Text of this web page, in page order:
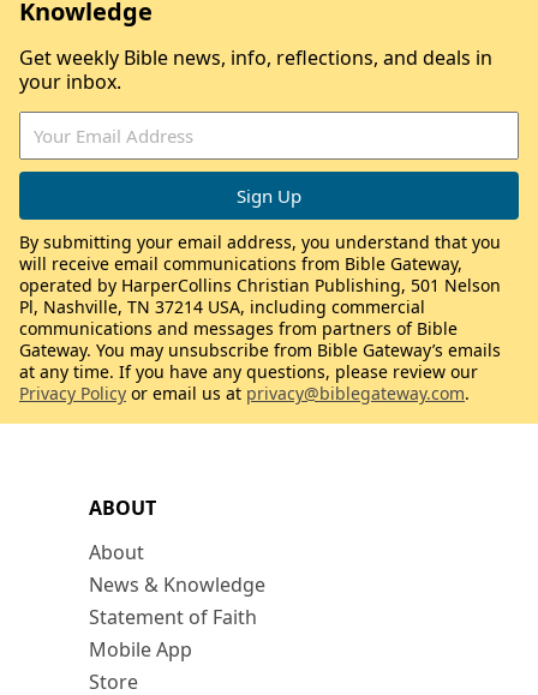
ABOUT
About
News & Knowledge
Statement of Faith
Mobile App
Store
Knowledge
Get weekly Bible news, info, reflections, and deals in
your inbox.
By submitting your email address, you understand that you
will receive email communications from Bible Gateway,
operated by HarperCollins Christian Publishing, 501 Nelson
Pl, Nashville, TN 37214 USA, including commercial
communications and messages from partners of Bible
Gateway. You may unsubscribe from Bible Gateway’s emails
at any time. If you have any questions, please review our
Privacy Policy or email us at privacy@biblegateway.com.